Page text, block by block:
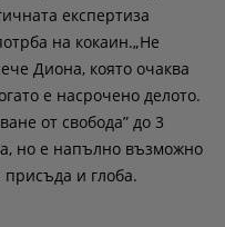
експертиза
на кокаин.„Не
Диона, която очаква
е насрочено делото.
от свобода” до 3
но е напълно възможно
и глоба.